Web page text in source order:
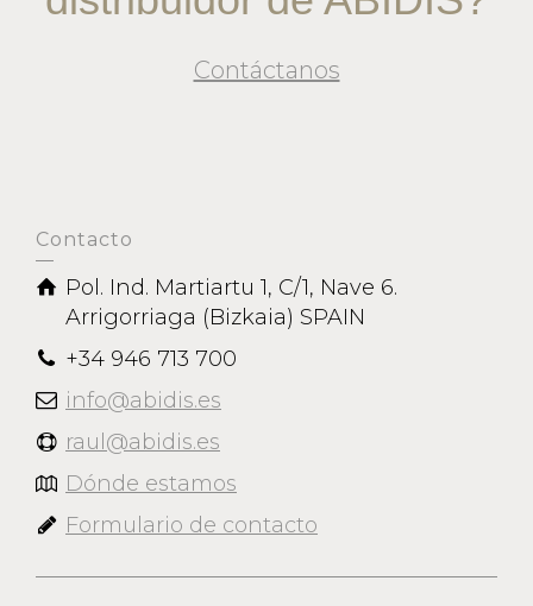
Contáctanos
Contacto
Pol. Ind. Martiartu 1, C/1, Nave 6.
Arrigorriaga (Bizkaia) SPAIN
+34 946 713 700
info@abidis.es
raul@abidis.es
Dónde estamos
Formulario de contacto